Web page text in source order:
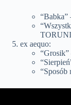
“Babka”
ex aequo:
“Sposób